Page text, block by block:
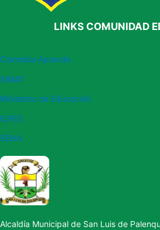
LINKS COMUNIDAD
Colombia Aprende
SIMAT
Ministerio de Educación
ICFES
SENA
Alcaldía Municipal de San Luis de